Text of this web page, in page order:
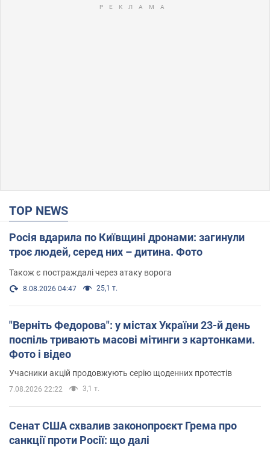
TOP NEWS
Росія вдарила по Київщині дронами: загинули
троє людей, серед них – дитина. Фото
Також є постраждалі через атаку ворога
8.08.2026 04:47 25,1 т.
"Верніть Федорова": у містах України 23-й день
поспіль тривають масові мітинги з картонками.
Фото і відео
Учасники акцій продовжують серію щоденних протестів
7.08.2026 22:22 3,1 т.
Сенат США схвалив законопроєкт Грема про
санкції проти Росії: що далі